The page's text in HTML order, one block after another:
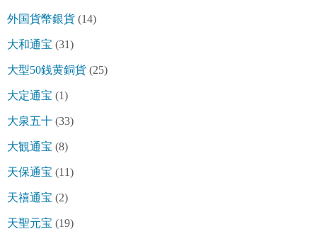
外国貨幣銀貨 (14)
大和通宝 (31)
大型50銭黄銅貨 (25)
大定通宝 (1)
大泉五十 (33)
大観通宝 (8)
天保通宝 (11)
天禧通宝 (2)
天聖元宝 (19)